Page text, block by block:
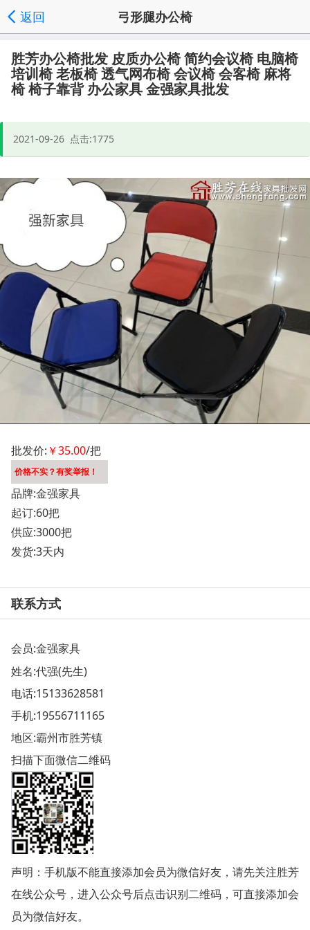
返回 弓形腿办公椅
立即购买 发送询价| 分享好友| 家具批发首页|频道列表',
'取消');">
胜芳办公椅批发 皮质办公椅 简约会议椅 电脑椅
培训椅 老板椅 透气网布椅 会议椅 会客椅 麻将
椅 椅子靠背 办公家具 金强家具批发
2021-09-26 点击:1775
批发价: ￥35.00/把
价格不实？有奖举报！
品牌:金强家具
起订:60把
供应:3000把
发货:3天内
联系方式
会员:金强家具
姓名:代强(先生)
电话:15133628581
手机:19556711165
地区:霸州市胜芳镇
扫描下面微信二维码
声明：手机版不能直接添加会员为微信好友，请先关注胜芳
在线公众号，进入公众号后点击识别二维码，可直接添加会
员为微信好友。